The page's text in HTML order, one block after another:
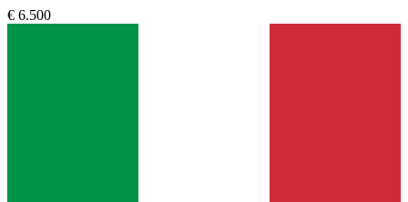
€ 6.500